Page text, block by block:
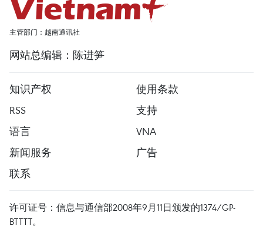
主管部门：越南通讯社
网站总编辑：陈进笋
知识产权
使用条款
RSS
支持
语言
VNA
新闻服务
广告
联系
许可证号：信息与通信部2008年9月11日颁发的1374/GP-
BTTTT。